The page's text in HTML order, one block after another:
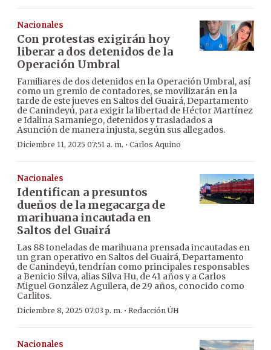
Nacionales
Con protestas exigirán hoy
liberar a dos detenidos de la
Operación Umbral
Familiares de dos detenidos en la Operación Umbral, así
como un gremio de contadores, se movilizarán en la
tarde de este jueves en Saltos del Guairá, Departamento
de Canindeyú, para exigir la libertad de Héctor Martínez
e Idalina Samaniego, detenidos y trasladados a
Asunción de manera injusta, según sus allegados.
Diciembre 11, 2025 07:51 a. m. · Carlos Aquino
Nacionales
Identifican a presuntos
dueños de la megacarga de
marihuana incautada en
Saltos del Guairá
Las 88 toneladas de marihuana prensada incautadas en
un gran operativo en Saltos del Guairá, Departamento
de Canindeyú, tendrían como principales responsables
a Benicio Silva, alias Silva Hu, de 41 años y a Carlos
Miguel González Aguilera, de 29 años, conocido como
Carlitos.
Diciembre 8, 2025 07:03 p. m. · Redacción ÚH
Nacionales